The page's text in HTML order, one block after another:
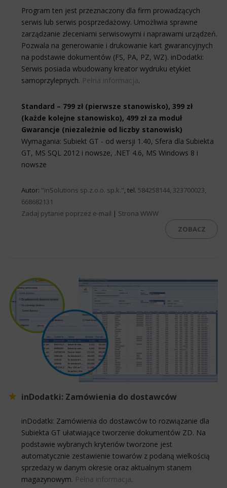
Program ten jest przeznaczony dla firm prowadzących
serwis lub serwis posprzedażowy. Umożliwia sprawne
zarządzanie zleceniami serwisowymi i naprawami urządzeń.
Pozwala na generowanie i drukowanie kart gwarancyjnych
na podstawie dokumentów (FS, PA, PZ, WZ). inDodatki:
Serwis posiada wbudowany kreator wydruku etykiet
samoprzylepnych. Pełna informacja.
Standard – 799 zł (pierwsze stanowisko), 399 zł
(każde kolejne stanowisko), 499 zł za moduł
Gwarancje (niezależnie od liczby stanowisk)
Wymagania: Subiekt GT - od wersji 1.40, Sfera dla Subiekta
GT, MS SQL 2012 i nowsze, .NET 4.6, MS Windows 8 i
nowsze
Autor: "inSolutions sp.z.o.o. sp.k." , tel. 584258144, 323700023,
668682131
Zadaj pytanie poprzez e-mail | Strona WWW
ZOBACZ
inDodatki: Zamówienia do dostawców
inDodatki: Zamówienia do dostawców to rozwiązanie dla
Subiekta GT ułatwiające tworzenie dokumentów ZD. Na
podstawie wybranych kryteriów tworzone jest
automatycznie zestawienie towarów z podaną wielkością
sprzedaży w danym okresie oraz aktualnym stanem
magazynowym. Pełna informacja.